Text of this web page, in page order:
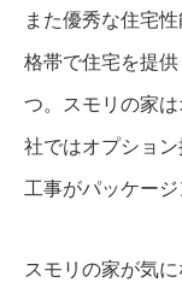
また優秀な住宅
格帯で住宅を提
つ。スモリの家
社ではオプショ
工事がパッケージ
スモリの家が気